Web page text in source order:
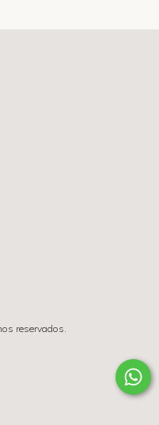
reservados.